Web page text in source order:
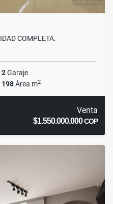
COMPLETA.
2Garaje
198Área m2
Venta
$1.550.000.000COP